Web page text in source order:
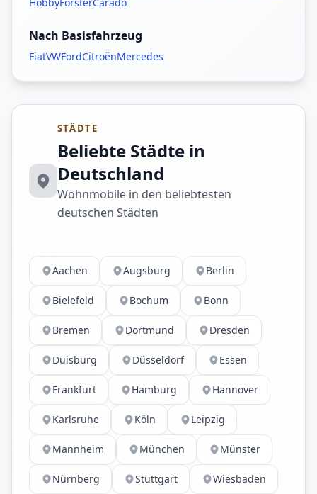
Nach Basisfahrzeug
FiatVWFordCitroënMercedes
STÄDTE
Beliebte Städte in
Deutschland
Wohnmobile in den beliebtesten
deutschen Städten
Aachen Augsburg Berlin
Bielefeld Bochum Bonn
Bremen Dortmund Dresden
Duisburg Düsseldorf Essen
Frankfurt Hamburg Hannover
Karlsruhe Köln Leipzig
Mannheim München Münster
Nürnberg Stuttgart Wiesbaden